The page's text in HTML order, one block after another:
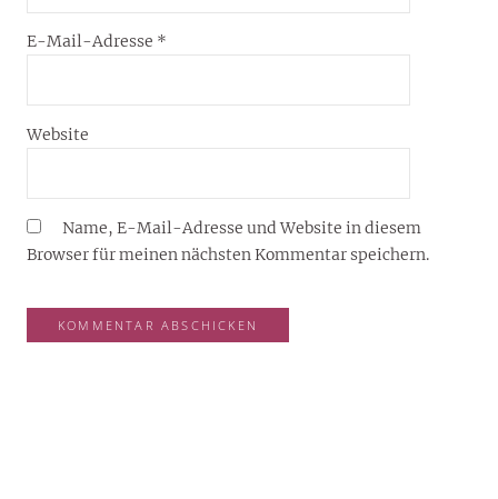
E-Mail-Adresse *
Website
Name, E-Mail-Adresse und Website in diesem
Browser für meinen nächsten Kommentar speichern.